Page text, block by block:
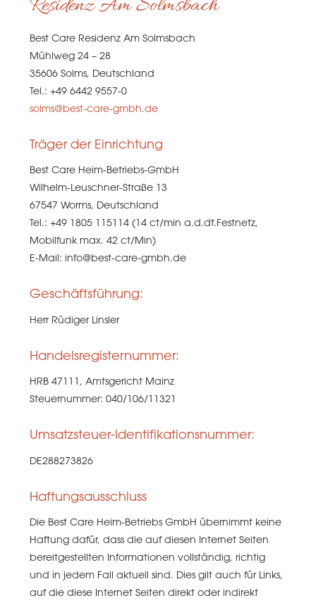
Residenz Am Solmsbach
Best Care Residenz Am Solmsbach
Mühlweg 24 – 28
35606 Solms, Deutschland
Tel.: +49 6442 9557-0
solms@best-care-gmbh.de
Träger der Einrichtung
Best Care Heim-Betriebs-GmbH
Wilhelm-Leuschner-Straße 13
67547 Worms, Deutschland
Tel.: +49 1805 115114 (14 ct/min a.d.dt.Festnetz,
Mobilfunk max. 42 ct/Min)
E-Mail: info@best-care-gmbh.de
Geschäftsführung:
Herr Rüdiger Linsler
Handelsregisternummer:
HRB 47111, Amtsgericht Mainz
Steuernummer: 040/106/11321
Umsatzsteuer-Identifikationsnummer:
DE288273826
Haftungsausschluss
Die Best Care Heim-Betriebs GmbH übernimmt keine
Haftung dafür, dass die auf diesen Internet Seiten
bereitgestellten Informationen vollständig, richtig
und in jedem Fall aktuell sind. Dies gilt auch für Links,
auf die diese Internet Seiten direkt oder indirekt